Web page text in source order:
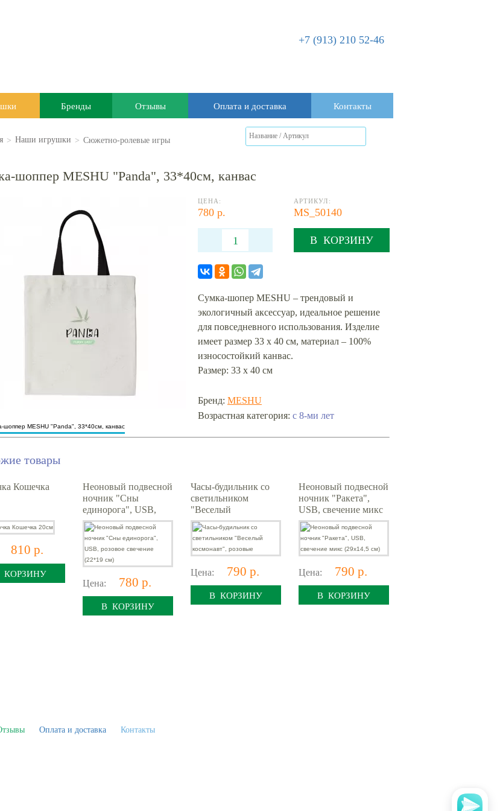
+7 (913) 210 52-46
Бренды Отзывы Оплата и доставка Контакты
> Наши игрушки > Сюжетно-ролевые игры
шоппер MESHU "Panda", 33*40см, канвас
ЦЕНА:
780 р.
АРТИКУЛ:
MS_50140
В КОРЗИНУ
Сумка-шопер MESHU – трендовый и
экологичный аксессуар, идеальное решение
для повседневного использования. Изделие
имеет размер 33 х 40 см, материал – 100%
износостойкий канвас.
Размер: 33 х 40 см
Бренд: MESHU
Возрастная категория: с 8-ми лет
товары
Кошечка
810 р.
КОРЗИНУ
Неоновый подвесной
ночник "Сны
единорога", USB,
розовое свечение
(22*19 см)
Цена: 780 р.
В КОРЗИНУ
Часы-будильник со
светильником
"Веселый
космонавт", розовые
Цена: 790 р.
В КОРЗИНУ
Неоновый подвесной
ночник "Ракета",
USB, свечение микс
(29х14,5 см)
Цена: 790 р.
В КОРЗИНУ
Оплата и доставка Контакты